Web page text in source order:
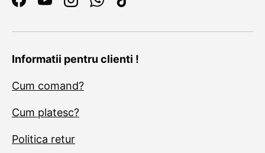
Facebook
YouTubeInstagram
WhatsApp
TikTok
Informatii pentru clienti !
Cum comand?
Cum platesc?
Politica retur